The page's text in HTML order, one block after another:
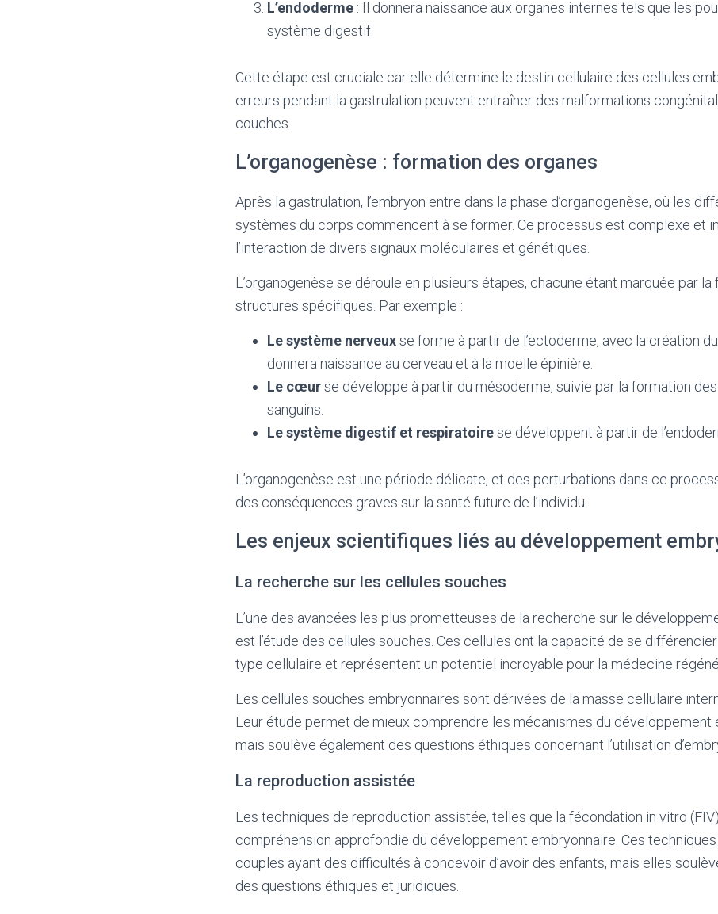
L’endoderme : Il donnera naissance aux organes internes tels que les
système digestif.
Cette étape est cruciale car elle détermine le destin cellulaire des cellules
erreurs pendant la gastrulation peuvent entraîner des malformations
couches.
L’organogenèse : formation des organes
Après la gastrulation, l’embryon entre dans la phase d’organogenèse, où les
systèmes du corps commencent à se former. Ce processus est complexe et
l’interaction de divers signaux moléculaires et génétiques.
L’organogenèse se déroule en plusieurs étapes, chacune étant marquée par
structures spécifiques. Par exemple :
Le système nerveuxse forme à partir de l’ectoderme, avec la création
donnera naissance au cerveau et à la moelle épinière.
Le cœurse développe à partir du mésoderme, suivie par la formation
sanguins.
Le système digestif et respiratoirese développent à partir de
L’organogenèse est une période délicate, et des perturbations dans ce
des conséquences graves sur la santé future de l’individu.
Les enjeux scientifiques liés au développement
La recherche sur les cellules souches
L’une des avancées les plus prometteuses de la recherche sur le
est l’étude des cellules souches. Ces cellules ont la capacité de se différencier
type cellulaire et représentent un potentiel incroyable pour la médecine
Les cellules souches embryonnaires sont dérivées de la masse cellulaire
Leur étude permet de mieux comprendre les mécanismes du développement
mais soulève également des questions éthiques concernant l’utilisation
La reproduction assistée
Les techniques de reproduction assistée, telles que la fécondation in vitro
compréhension approfondie du développement embryonnaire. Ces
couples ayant des difficultés à concevoir d’avoir des enfants, mais elles
des questions éthiques et juridiques.